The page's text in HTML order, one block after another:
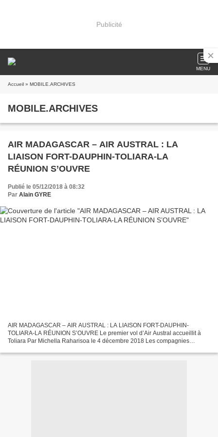
Publicité
MENU
Accueil » MOBILE.ARCHIVES
MOBILE.ARCHIVES
AIR MADAGASCAR – AIR AUSTRAL : LA
LIAISON FORT-DAUPHIN-TOLIARA-LA
RÉUNION S’OUVRE
Publié le 05/12/2018 à 08:32
Par Alain GYRE
AIR MADAGASCAR – AIR AUSTRAL : LA LIAISON FORT-DAUPHIN-
TOLIARA-LA RÉUNION S’OUVRE Le premier vol d’Air Austral accueillit à
Toliara Par Michella Raharisoa le 4 décembre 2018 Les compagnies